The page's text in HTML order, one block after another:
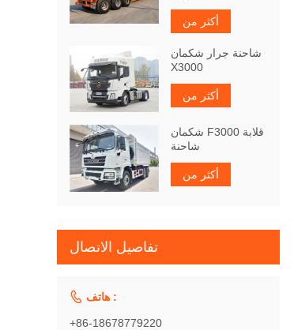
أكثر من
شاحنة جرار شكمان
X3000
أكثر من
شكمان F3000 قلابة
شاحنة
أكثر من
تفاصيل الاتصال
 هاتف :
+86-18678779220